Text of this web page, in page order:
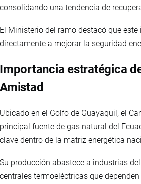
consolidando una tendencia de
El Ministerio del ramo destacó que
directamente a mejorar la seguridad
Importancia estratégica
Amistad
Ubicado en el Golfo de Guayaquil, el
principal fuente de gas natural del
clave dentro de la matriz energética
Su producción abastece a industrias
centrales termoeléctricas que